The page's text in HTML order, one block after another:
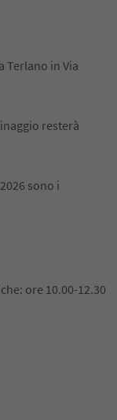
Terlano in Via
resterà
sono i
ore 10.00-12.30